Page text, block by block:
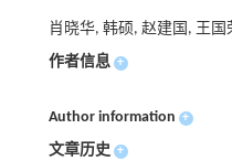
肖晓华, 韩硕, 赵建国, 王国
作者信息 +
Author information +
文章历史 +